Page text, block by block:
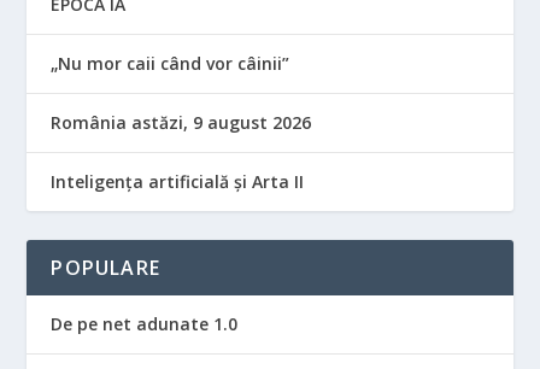
„Nu mor caii când vor câinii”
România astăzi, 9 august 2026
Inteligența artificială și Arta II
POPULARE
De pe net adunate 1.0